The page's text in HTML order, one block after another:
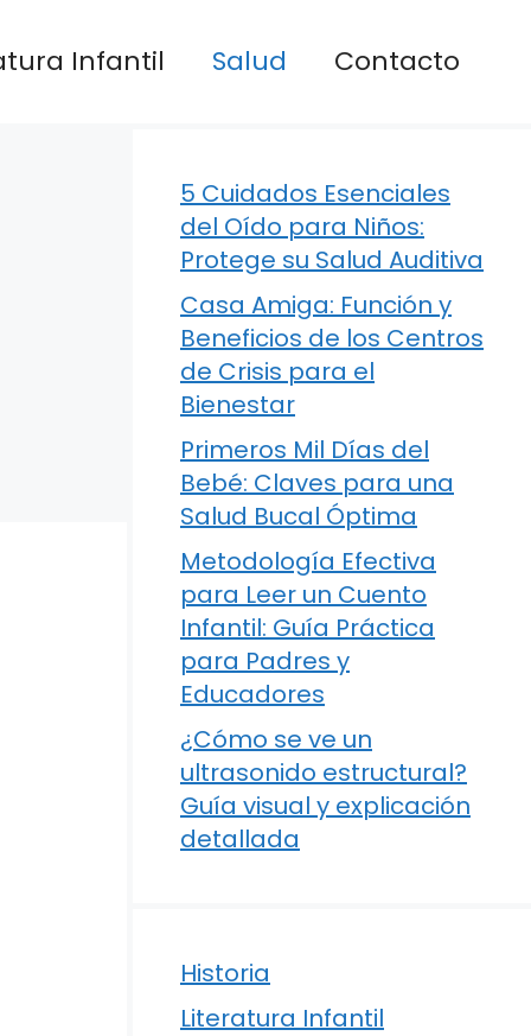
Infantil Salud Contacto
5 Cuidados Esenciales
del Oído para Niños:
Protege su Salud Auditiva
Casa Amiga: Función y
Beneficios de los Centros
de Crisis para el
Bienestar
Primeros Mil Días del
Bebé: Claves para una
Salud Bucal Óptima
Metodología Efectiva
para Leer un Cuento
Infantil: Guía Práctica
para Padres y
Educadores
¿Cómo se ve un
ultrasonido estructural?
Guía visual y explicación
detallada
Historia
Literatura Infantil